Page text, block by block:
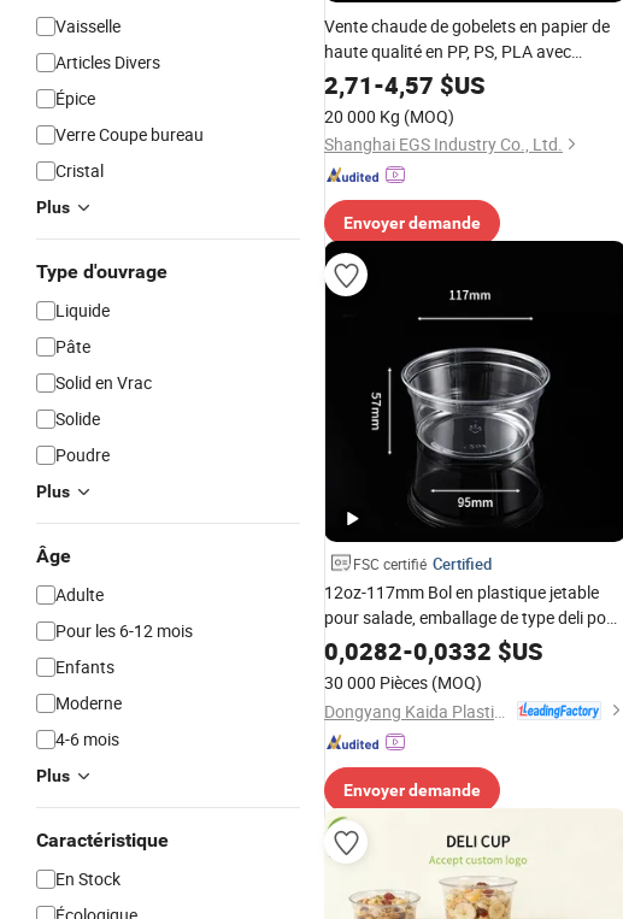
Vaisselle
Articles Divers
Épice
Verre Coupe bureau
Cristal
Plus
Type d'ouvrage
Liquide
Pâte
Solid en Vrac
Solide
Poudre
Plus
Âge
Adulte
Pour les 6-12 mois
Enfants
Moderne
4-6 mois
Plus
Caractéristique
En Stock
Vente chaude de gobelets en papier de
haute qualité en PP, PS, PLA avec
couvercle et boîte en bas, bol à soupe en
papier 250-1000ml
2,71-4,57 $US
20 000 Kg (MOQ)
Shanghai EGS Industry Co., Ltd.
Envoyer demande
FSC certifié Certified
12oz-117mm Bol en plastique jetable
pour salade, emballage de type deli pour
usage individuel
0,0282-0,0332 $US
30 000 Pièces (MOQ)
Envoyer demande